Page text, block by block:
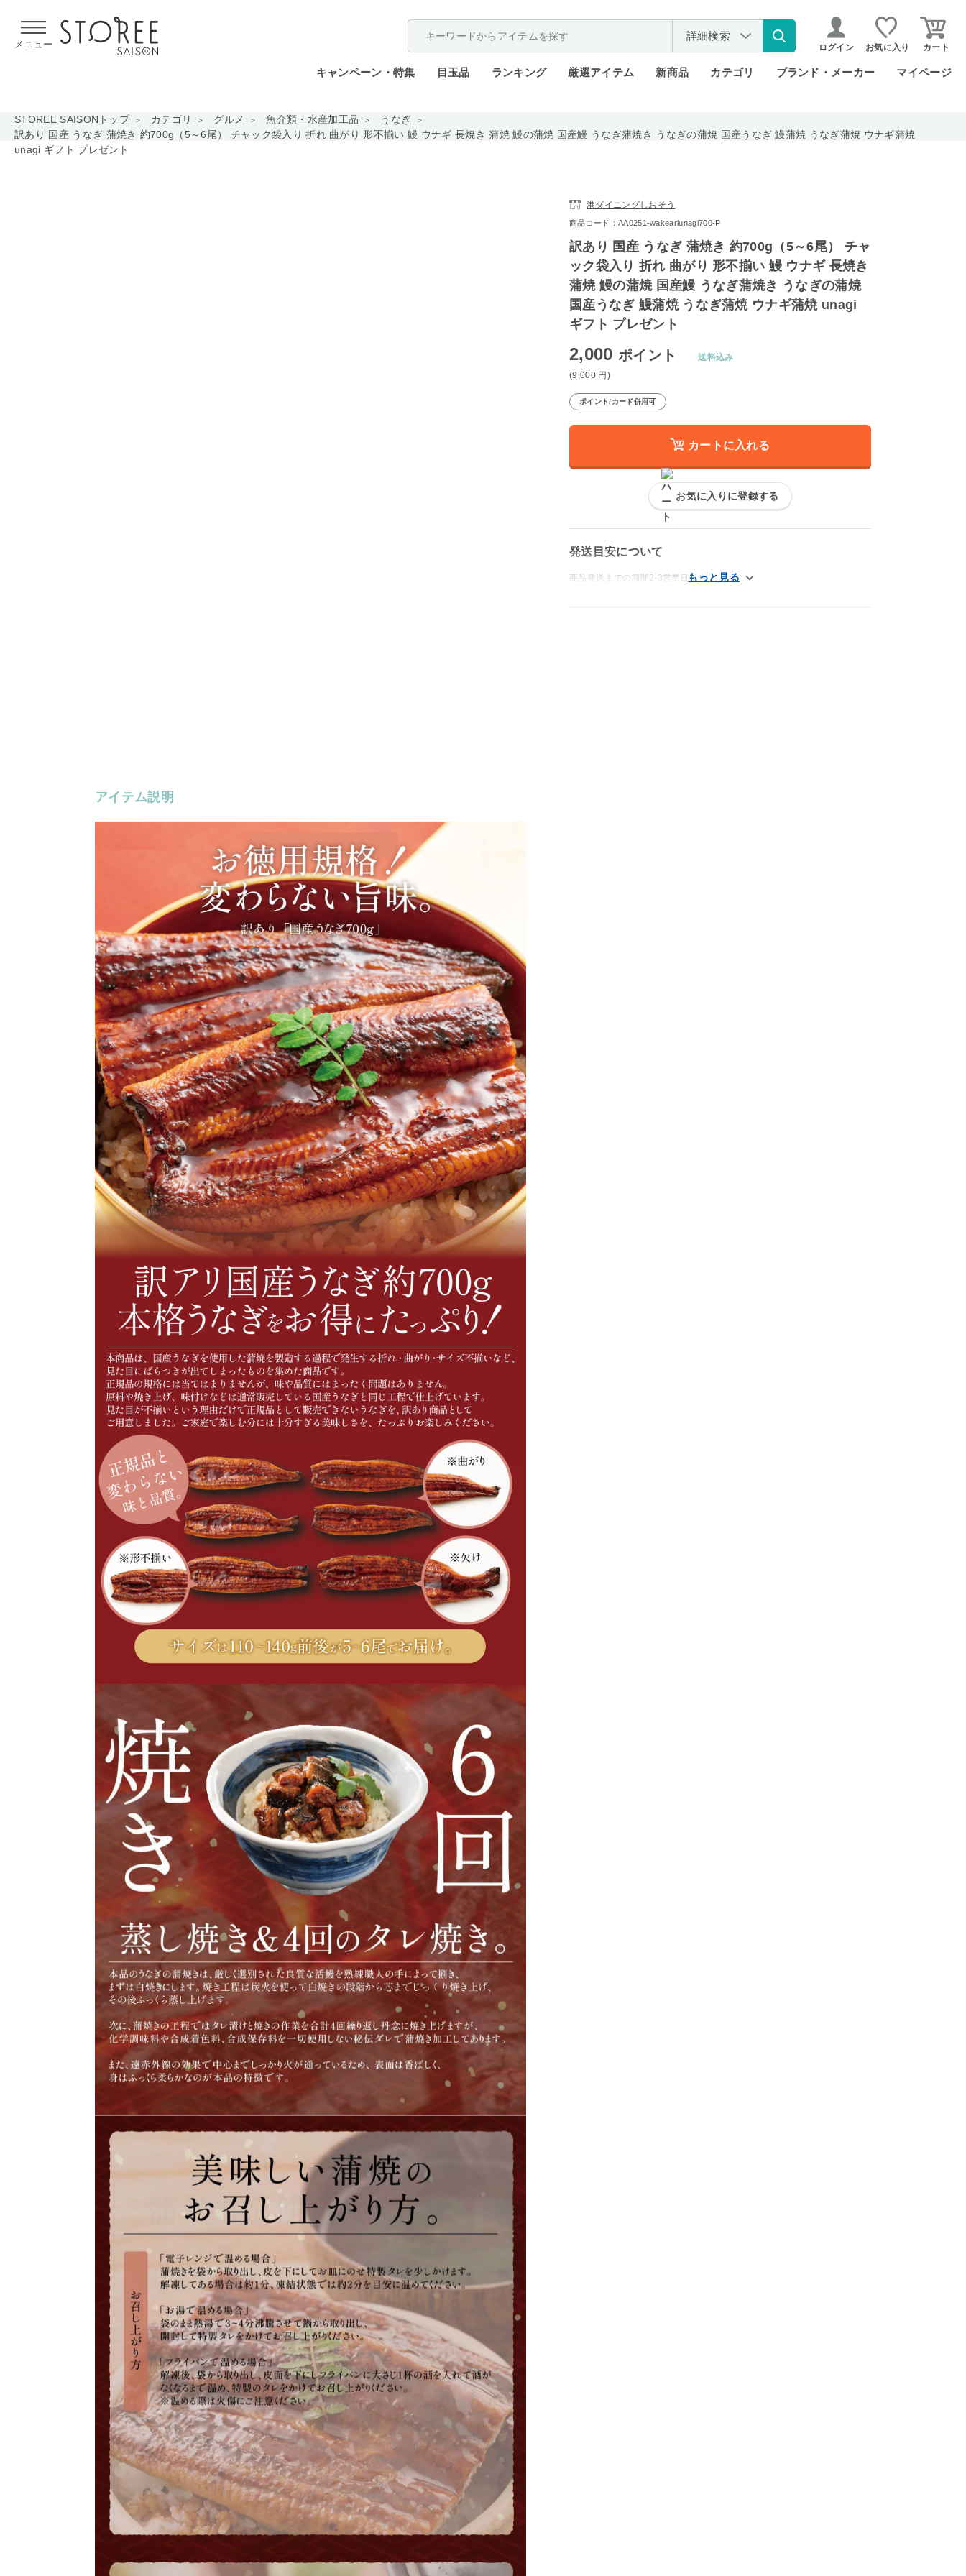
メニュー
詳細検索
ログイン お気に入り カート
キャンペーン・特集 目玉品 ランキング 厳選アイテム 新商品 カテゴリ ブランド・メーカー マイページ
STOREE SAISONトップ カテゴリ グルメ 魚介類・水産加工品
うなぎ
訳あり 国産 うなぎ 蒲焼き 約700g（5～6尾） チャック袋入り 折れ 曲がり 形不揃い 鰻 ウナギ 長焼き 蒲焼 鰻の蒲焼 国産鰻 うなぎ蒲焼き うなぎの蒲焼 国産うなぎ 鰻蒲焼 うなぎ蒲焼 ウナギ蒲焼
unagi ギフト プレゼント
アイテム説明
港ダイニングしおそう
商品コード：AA0251-wakeariunagi700-P
訳あり 国産 うなぎ 蒲焼き 約700g（5～6尾） チャ
ック袋入り 折れ 曲がり 形不揃い 鰻 ウナギ 長焼き
蒲焼 鰻の蒲焼 国産鰻 うなぎ蒲焼き うなぎの蒲焼
国産うなぎ 鰻蒲焼 うなぎ蒲焼 ウナギ蒲焼 unagi
ギフト プレゼント
2,000 ポイント
(9,000 円 )
送料込み
ポイント/カード併用可
カートに入れる
お気に入りに登録する
発送目安について
商品発送までの期間2-3営業日以内